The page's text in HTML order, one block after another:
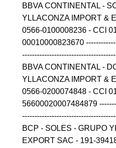
BBVA CONTINENTAL -
YLLACONZA IMPORT &
0566-0100008236 - CCI
00010000823670
BBVA CONTINENTAL -
YLLACONZA IMPORT &
0566-0200074848 - CCI
56600020007484879
BCP - SOLES - GRUPO
EXPORT SAC - 191-